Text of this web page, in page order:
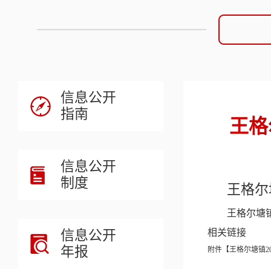
信息公开
指南
信息公开
制度
信息公开
年报
王
王格
王格尔塘
相关链接
附件【王格尔塘镇